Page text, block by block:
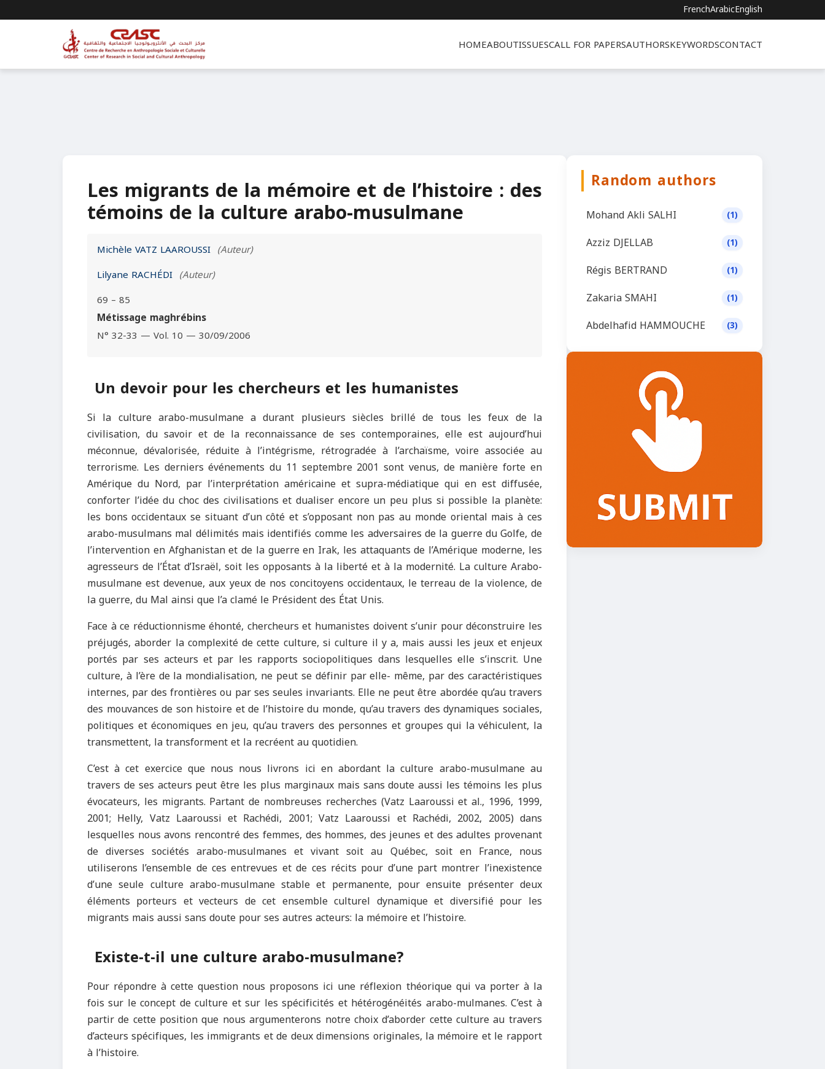
FrenchArabicEnglish
HOMEABOUTISSUESCALL FOR PAPERSAUTHORSKEYWORDSCONTACT
Les migrants de la mémoire et de l’histoire : des
témoins de la culture arabo-musulmane
Michèle VATZ LAAROUSSI (Auteur)
Lilyane RACHÉDI (Auteur)
69 – 85
Métissage maghrébins
N° 32-33 — Vol. 10 — 30/09/2006
Un devoir pour les chercheurs et les humanistes
Si la culture arabo-musulmane a durant plusieurs siècles brillé de tous les feux de la
civilisation, du savoir et de la reconnaissance de ses contemporaines, elle est aujourd’hui
méconnue, dévalorisée, réduite à l’intégrisme, rétrogradée à l’archaïsme, voire associée au
terrorisme. Les derniers événements du 11 septembre 2001 sont venus, de manière forte en
Amérique du Nord, par l’interprétation américaine et supra-médiatique qui en est diffusée,
conforter l’idée du choc des civilisations et dualiser encore un peu plus si possible la planète:
les bons occidentaux se situant d’un côté et s’opposant non pas au monde oriental mais à ces
arabo-musulmans mal délimités mais identifiés comme les adversaires de la guerre du Golfe, de
l’intervention en Afghanistan et de la guerre en Irak, les attaquants de l’Amérique moderne, les
agresseurs de l’État d’Israël, soit les opposants à la liberté et à la modernité. La culture Arabo-
musulmane est devenue, aux yeux de nos concitoyens occidentaux, le terreau de la violence, de
la guerre, du Mal ainsi que l’a clamé le Président des État Unis.
Face à ce réductionnisme éhonté, chercheurs et humanistes doivent s’unir pour déconstruire les
préjugés, aborder la complexité de cette culture, si culture il y a, mais aussi les jeux et enjeux
portés par ses acteurs et par les rapports sociopolitiques dans lesquelles elle s’inscrit. Une
culture, à l’ère de la mondialisation, ne peut se définir par elle- même, par des caractéristiques
internes, par des frontières ou par ses seules invariants. Elle ne peut être abordée qu’au travers
des mouvances de son histoire et de l’histoire du monde, qu’au travers des dynamiques sociales,
politiques et économiques en jeu, qu’au travers des personnes et groupes qui la véhiculent, la
transmettent, la transforment et la recréent au quotidien.
C’est à cet exercice que nous nous livrons ici en abordant la culture arabo-musulmane au
travers de ses acteurs peut être les plus marginaux mais sans doute aussi les témoins les plus
évocateurs, les migrants. Partant de nombreuses recherches (Vatz Laaroussi et al., 1996, 1999,
2001; Helly, Vatz Laaroussi et Rachédi, 2001; Vatz Laaroussi et Rachédi, 2002, 2005) dans
lesquelles nous avons rencontré des femmes, des hommes, des jeunes et des adultes provenant
de diverses sociétés arabo-musulmanes et vivant soit au Québec, soit en France, nous
utiliserons l’ensemble de ces entrevues et de ces récits pour d’une part montrer l’inexistence
d’une seule culture arabo-musulmane stable et permanente, pour ensuite présenter deux
éléments porteurs et vecteurs de cet ensemble culturel dynamique et diversifié pour les
migrants mais aussi sans doute pour ses autres acteurs: la mémoire et l’histoire.
Existe-t-il une culture arabo-musulmane?
Pour répondre à cette question nous proposons ici une réflexion théorique qui va porter à la
fois sur le concept de culture et sur les spécificités et hétérogénéités arabo-mulmanes. C’est à
partir de cette position que nous argumenterons notre choix d’aborder cette culture au travers
d’acteurs spécifiques, les immigrants et de deux dimensions originales, la mémoire et le rapport
à l’histoire.
Random authors
Mohand Akli SALHI (1)
Azziz DJELLAB (1)
Régis BERTRAND (1)
Zakaria SMAHI (1)
Abdelhafid HAMMOUCHE (3)